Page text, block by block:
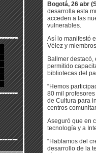
Bogotá, 26 abr
desarrolla esta
acceden a las
vulnerables.
Así lo manifestó
Vélez y
Ballmer
permitido
bibliotecas del
“Hemos
80 mil
de Cultura para
centros
Aseguró que en
tecnología y a
“Hablamos del
desarrollo de la